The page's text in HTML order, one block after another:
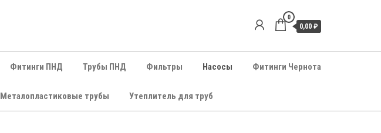
0
0,00 ₽
Фитинги ПНД Трубы ПНД Фильтры Насосы Фитинги Чернота
Металопластиковые трубы Утеплитель для труб